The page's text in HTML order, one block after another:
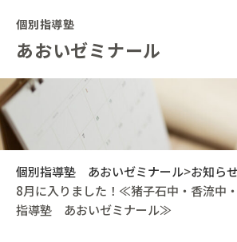
個別指導塾
あおいゼミナール
個別指導塾 あおいゼミナール>お知らせ
8月に入りました！≪猪子石中・香流中
指導塾 あおいゼミナール≫